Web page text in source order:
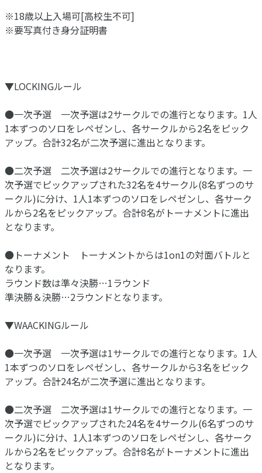
※18歳以上入場可[高校生不可]
※要写真付き身分証明書
▼LOCKINGルール
●一次予選 一次予選は2サークルでの進行となります。1人
1本ずつのソロをレペゼンし、各サークルから2名をピック
アップ。合計32名が二次予選に進出となります。
●二次予選 二次予選は2サークルでの進行となります。一
次予選でピックアップされた32名を4サークル(8名ずつのサ
ークル)に分け、1人1本ずつのソロをレペゼンし、各サーク
ルから2名をピックアップ。合計8名がトーナメントに進出
となります。
●トーナメント トーナメントからは1on1の対面バトルと
なります。
ラウンド数は準々決勝…1ラウンド
準決勝＆決勝…2ラウンドとなります。
▼WAACKINGルール
●一次予選 一次予選は1サークルでの進行となります。1人
1本ずつのソロをレペゼンし、各サークルから3名をピック
アップ。合計24名が二次予選に進出となります。
●二次予選 二次予選は1サークルでの進行となります。一
次予選でピックアップされた24名を4サークル(6名ずつのサ
ークル)に分け、1人1本ずつのソロをレペゼンし、各サーク
ルから2名をピックアップ。合計8名がトーナメントに進出
となります。